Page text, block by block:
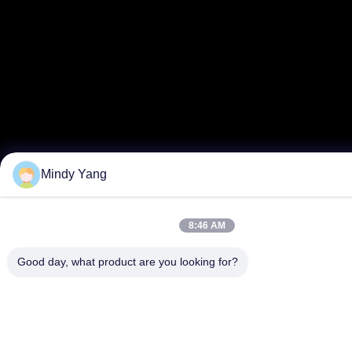
Mindy Yang
8:46 AM
Good day, what product are you looking for?